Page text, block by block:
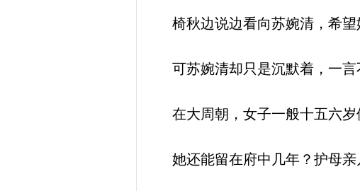
椅秋边说边看向苏婉清，希望
可苏婉清却只是沉默着，一言
在大周朝，女子一般十五六岁
她还能留在府中几年？护母亲